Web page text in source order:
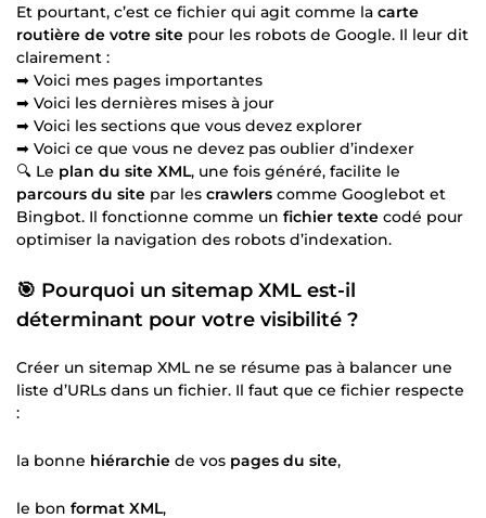
Et pourtant, c’est ce fichier qui agit comme la carte
routière de votre site pour les robots de Google. Il leur dit
clairement :
➡ Voici mes pages importantes
➡ Voici les dernières mises à jour
➡ Voici les sections que vous devez explorer
➡ Voici ce que vous ne devez pas oublier d’indexer
🔍 Le plan du site XML, une fois généré, facilite le
parcours du site par les crawlers comme Googlebot et
Bingbot. Il fonctionne comme un fichier texte codé pour
optimiser la navigation des robots d’indexation.
🎯 Pourquoi un sitemap XML est-il
déterminant pour votre visibilité ?
Créer un sitemap XML ne se résume pas à balancer une
liste d’URLs dans un fichier. Il faut que ce fichier respecte
:
la bonne hiérarchie de vos pages du site,
le bon format XML,